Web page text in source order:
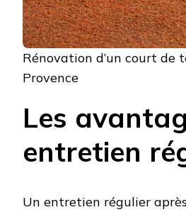
Rénovation d’un court de
Provence
Les
entretien
Un entretien régulier